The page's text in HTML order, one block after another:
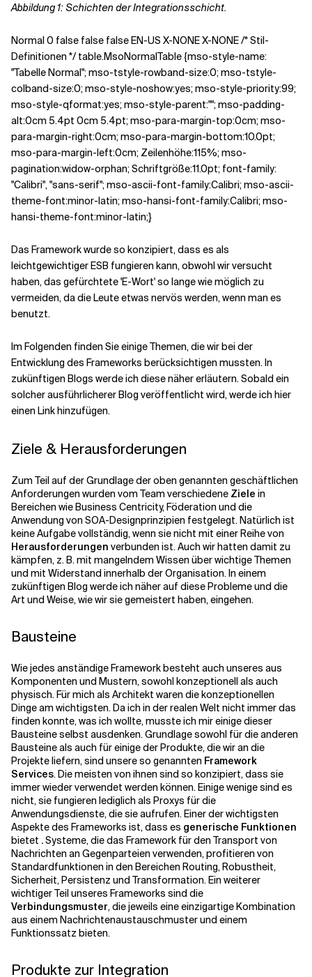
Abbildung 1: Schichten der Integrationsschicht.
Normal 0 false false false EN-US X-NONE X-NONE/* Stil-
Definitionen */ table.MsoNormalTable {mso-style-name:
"Tabelle Normal"; mso-tstyle-rowband-size:0; mso-tstyle-
colband-size:0; mso-style-noshow:yes; mso-style-priority:99;
mso-style-qformat:yes; mso-style-parent:""; mso-padding-
alt:0cm 5.4pt 0cm 5.4pt; mso-para-margin-top:0cm; mso-
para-margin-right:0cm; mso-para-margin-bottom:10.0pt;
mso-para-margin-left:0cm; Zeilenhöhe:115%; mso-
pagination:widow-orphan; Schriftgröße:11.0pt; font-family:
"Calibri", "sans-serif"; mso-ascii-font-family:Calibri; mso-ascii-
theme-font:minor-latin; mso-hansi-font-family:Calibri; mso-
hansi-theme-font:minor-latin;}
Das Framework wurde so konzipiert, dass es als
leichtgewichtiger ESB fungieren kann, obwohl wir versucht
haben, das gefürchtete 'E-Wort' so lange wie möglich zu
vermeiden, da die Leute etwas nervös werden, wenn man es
benutzt.
Im Folgenden finden Sie einige Themen, die wir bei der
Entwicklung des Frameworks berücksichtigen mussten. In
zukünftigen Blogs werde ich diese näher erläutern. Sobald ein
solcher ausführlicherer Blog veröffentlicht wird, werde ich hier
einen Link hinzufügen.
Ziele & Herausforderungen
Zum Teil auf der Grundlage der oben genannten geschäftlichen
Anforderungen wurden vom Team verschiedene Ziele in
Bereichen wie Business Centricity, Föderation und die
Anwendung von SOA-Designprinzipien festgelegt. Natürlich ist
keine Aufgabe vollständig, wenn sie nicht mit einer Reihe von
Herausforderungen verbunden ist. Auch wir hatten damit zu
kämpfen, z. B. mit mangelndem Wissen über wichtige Themen
und mit Widerstand innerhalb der Organisation. In einem
zukünftigen Blog werde ich näher auf diese Probleme und die
Art und Weise, wie wir sie gemeistert haben, eingehen.
Bausteine
Wie jedes anständige Framework besteht auch unseres aus
Komponenten und Mustern, sowohl konzeptionell als auch
physisch. Für mich als Architekt waren die konzeptionellen
Dinge am wichtigsten. Da ich in der realen Welt nicht immer das
finden konnte, was ich wollte, musste ich mir einige dieser
Bausteine selbst ausdenken. Grundlage sowohl für die anderen
Bausteine als auch für einige der Produkte, die wir an die
Projekte liefern, sind unsere so genannten Framework
Services. Die meisten von ihnen sind so konzipiert, dass sie
immer wieder verwendet werden können. Einige wenige sind es
nicht, sie fungieren lediglich als Proxys für die
Anwendungsdienste, die sie aufrufen. Einer der wichtigsten
Aspekte des Frameworks ist, dass es generische Funktionen
bietet .Systeme, die das Framework für den Transport von
Nachrichten an Gegenparteien verwenden, profitieren von
Standardfunktionen in den Bereichen Routing, Robustheit,
Sicherheit, Persistenz und Transformation. Ein weiterer
wichtiger Teil unseres Frameworks sind die
Verbindungsmuster, die jeweils eine einzigartige Kombination
aus einem Nachrichtenaustauschmuster und einem
Funktionssatz bieten.
Produkte zur Integration